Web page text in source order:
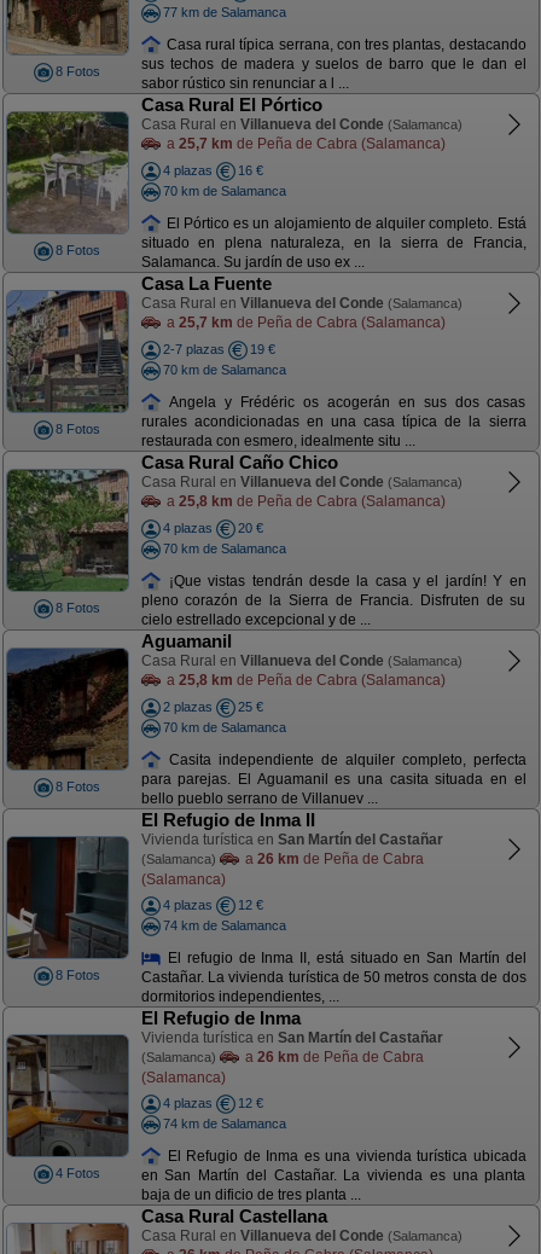
8 Fotos
77 km de Salamanca
Casa rural típica serrana, con tres plantas, destacando
sus techos de madera y suelos de barro que le dan el
sabor rústico sin renunciar a l ...
8 Fotos
Casa Rural El Pórtico
Casa Rural en Villanueva del Conde (Salamanca)
a 25,7 km de Peña de Cabra (Salamanca)
4 plazas
16 €
70 km de Salamanca
El Pórtico es un alojamiento de alquiler completo. Está
situado en plena naturaleza, en la sierra de Francia,
Salamanca. Su jardín de uso ex ...
8 Fotos
Casa La Fuente
Casa Rural en Villanueva del Conde (Salamanca)
a 25,7 km de Peña de Cabra (Salamanca)
2-7 plazas
19 €
70 km de Salamanca
Angela y Frédéric os acogerán en sus dos casas
rurales acondicionadas en una casa típica de la sierra
restaurada con esmero, idealmente situ ...
8 Fotos
Casa Rural Caño Chico
Casa Rural en Villanueva del Conde (Salamanca)
a 25,8 km de Peña de Cabra (Salamanca)
4 plazas
20 €
70 km de Salamanca
¡Que vistas tendrán desde la casa y el jardín! Y en
pleno corazón de la Sierra de Francia. Disfruten de su
cielo estrellado excepcional y de ...
8 Fotos
Aguamanil
Casa Rural en Villanueva del Conde (Salamanca)
a 25,8 km de Peña de Cabra (Salamanca)
2 plazas
25 €
70 km de Salamanca
Casita independiente de alquiler completo, perfecta
para parejas. El Aguamanil es una casita situada en el
bello pueblo serrano de Villanuev ...
8 Fotos
El Refugio de Inma II
Vivienda turística en San Martín del Castañar
(Salamanca) a 26 km de Peña de Cabra
(Salamanca)
4 plazas
12 €
74 km de Salamanca
El refugio de Inma II, está situado en San Martín del
Castañar. La vivienda turística de 50 metros consta de dos
dormitorios independientes, ...
4 Fotos
El Refugio de Inma
Vivienda turística en San Martín del Castañar
(Salamanca) a 26 km de Peña de Cabra
(Salamanca)
4 plazas
12 €
74 km de Salamanca
El Refugio de Inma es una vivienda turística ubicada
en San Martín del Castañar. La vivienda es una planta
baja de un dificio de tres planta ...
Casa Rural Castellana
Casa Rural en Villanueva del Conde (Salamanca)